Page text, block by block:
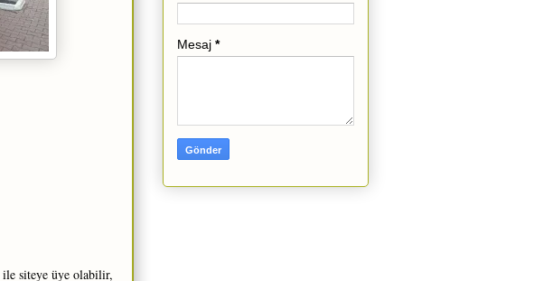
ile siteye üye olabilir,
Mesaj *